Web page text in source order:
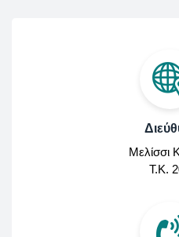
Μελίσσι
Τ.Κ.